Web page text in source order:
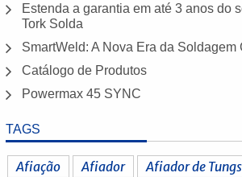
Estenda a garantia em até 3 anos do
Tork Solda
SmartWeld: A Nova Era da Soldagem
Catálogo de Produtos
Powermax 45 SYNC
TAGS
Afiação Afiador
Afiador de